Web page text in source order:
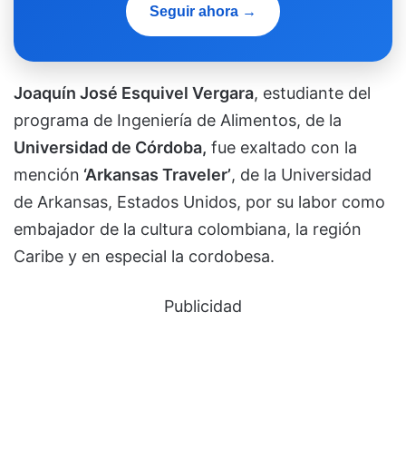
Seguir ahora →
Joaquín José Esquivel Vergara, estudiante del
programa de Ingeniería de Alimentos, de la
Universidad de Córdoba, fue exaltado con la
mención ‘Arkansas Traveler’, de la Universidad
de Arkansas, Estados Unidos, por su labor como
embajador de la cultura colombiana, la región
Caribe y en especial la cordobesa.
Publicidad